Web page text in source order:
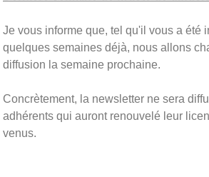
Je vous informe que, tel qu'il vous a été
quelques semaines déjà, nous allons
diffusion la semaine prochaine.
Concrètement, la newsletter ne sera
adhérents qui auront renouvelé leur
venus.